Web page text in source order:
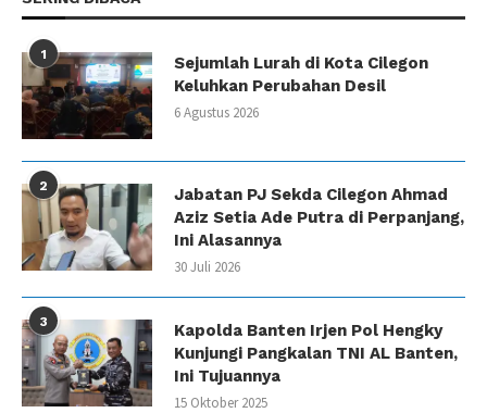
1
Sejumlah Lurah di Kota Cilegon
Keluhkan Perubahan Desil
6 Agustus 2026
2
Jabatan PJ Sekda Cilegon Ahmad
Aziz Setia Ade Putra di Perpanjang,
Ini Alasannya
30 Juli 2026
3
Kapolda Banten Irjen Pol Hengky
Kunjungi Pangkalan TNI AL Banten,
Ini Tujuannya
15 Oktober 2025